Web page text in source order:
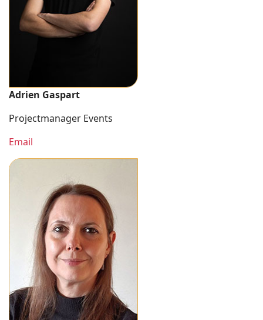
Adrien Gaspart
Projectmanager Events
Email